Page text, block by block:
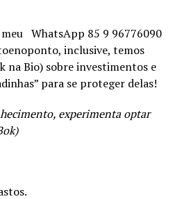
meu WhatsApp 85 9 96776090
inclusive, temos
na Bio) sobre investimentos e
para se proteger delas!
experimenta optar